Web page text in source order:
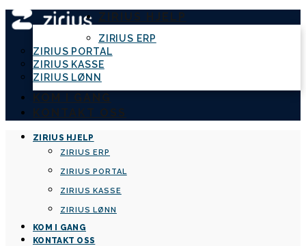
ZIRIUS HJELP
ZIRIUS ERP
ZIRIUS PORTAL
ZIRIUS KASSE
ZIRIUS LØNN
KOM I GANG
KONTAKT OSS
ZIRIUS HJELP
ZIRIUS ERP
ZIRIUS PORTAL
ZIRIUS KASSE
ZIRIUS LØNN
KOM I GANG
KONTAKT OSS